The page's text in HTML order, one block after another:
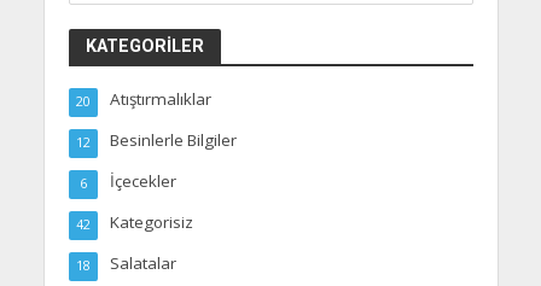
KATEGORILER
Atıştırmalıklar
20
Besinlerle Bilgiler
12
İçecekler
6
Kategorisiz
42
Salatalar
18